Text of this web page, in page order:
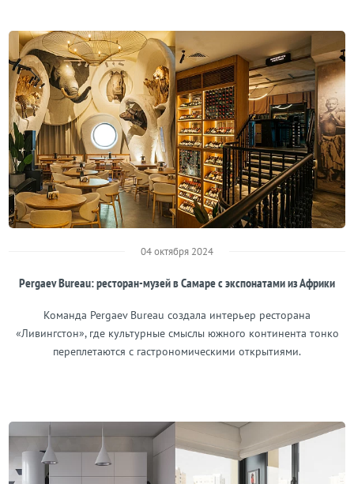
04 октября 2024
Pergaev Bureau: ресторан-музей в Самаре с экспонатами из Африки
Команда Pergaev Bureau создала интерьер ресторана
«Ливингстон», где культурные смыслы южного континента тонко
переплетаются с гастрономическими открытиями.